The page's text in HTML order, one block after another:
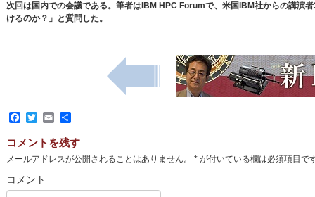
次回は国内での会議である。筆者はIBM HPC Forumで、米国IBM社からの講演
けるのか？」と質問した。
Facebook
TwitterEmail
共
コメントを残す
メールアドレスが公開されることはありません。 *が付いている欄は必須項目で
コメント